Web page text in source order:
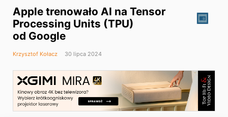
Apple trenowało AI na Tensor
Processing Units (TPU)
od Google
Krzysztof Kołacz 30 lipca 2024